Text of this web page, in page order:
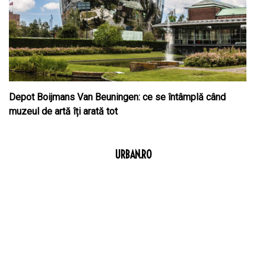
Depot Boijmans Van Beuningen: ce se întâmplă când
muzeul de artă îți arată tot
URBAN.RO